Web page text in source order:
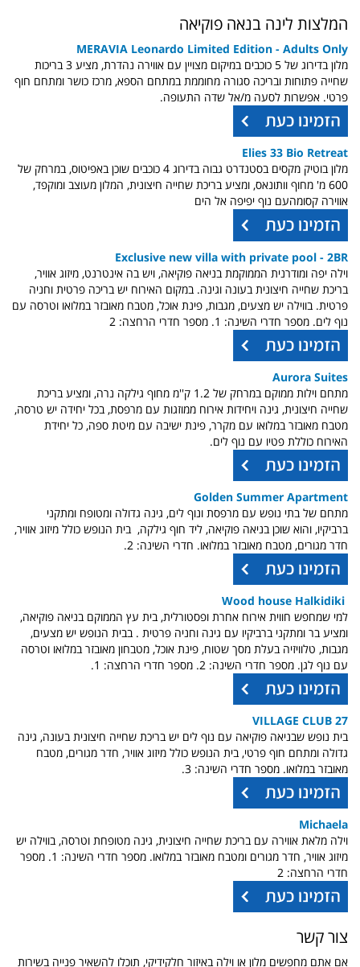
המלצות לינה בנאה פוקיאה
MERAVIA Leonardo Limited Edition - Adults Only
מלון בדירוג של 5 כוכבים במיקום מצויין עם אווירה נהדרת, מציע 3 בריכות
שחייה פתוחות ובריכה סגורה מחוממת במתחם הספא, מרכז כושר ומתחם חוף
פרטי. אפשרות לסעה מ/אל שדה התעופה.
Elies 33 Bio Retreat
מלון בוטיק מקסים בסטנדרט גבוה בדירוג 4 כוכבים שוכן באפיטוס, במרחק של
600 מ' מחוף וותונאס, ומציע בריכת שחייה חיצונית, המלון מעוצב ומוקפד,
אווירה קסומהעם נוף יפיפה אל הים
Exclusive new villa with private pool - 2BR
וילה יפה ומודרנית הממוקמת בניאה פוקיאה, ויש בה אינטרנט, מיזוג אוויר,
בריכת שחייה חיצונית בעונה וגינה. במקום האירוח יש בריכה פרטית וחניה
פרטית. בווילה יש מצעים, מגבות, פינת אוכל, מטבח מאובזר במלואו וטרסה עם
נוף לים. מספר חדרי השינה: 1. מספר חדרי הרחצה: 2
Aurora Suites
מתחם וילות ממוקם במרחק של 1.2 ק''מ מחוף גילקה נרה, ומציע בריכת
שחייה חיצונית, גינה ויחידות אירוח ממוזגות עם מרפסת, בכל יחידה יש טרסה,
מטבח מאובזר במלואו עם מקרר, פינת ישיבה עם מיטת ספה, כל יחידת
האירוח כוללת פטיו עם נוף לים.
Golden Summer Apartment
מתחם של בתי נופש עם מרפסת ונוף לים, גינה גדולה ומטופח ומתקני
ברביקיו, והוא שוכן בניאה פוקיאה, ליד חוף גילקה, בית הנופש כולל מיזוג אוויר,
חדר מגורים, מטבח מאובזר במלואו. חדרי השינה: 2.
למי שמחפש חווית אירוח אחרת ופסטורלית, בית עץ הממוקם בניאה פוקיאה,
ומציע בר ומתקני ברביקיו עם גינה וחניה פרטית . בבית הנופש יש מצעים,
מגבות, טלוויזיה בעלת מסך שטוח, פינת אוכל, מטבחון מאובזר במלואו וטרסה
עם נוף לגן. מספר חדרי השינה: 2. מספר חדרי הרחצה: 1.
VILLAGE CLUB 27
בית נופש שבניאה פוקיאה עם נוף לים יש בריכת שחייה חיצונית בעונה, גינה
גדולה ומתחם חוף פרטי, בית הנופש כולל מיזוג אוויר, חדר מגורים, מטבח
מאובזר במלואו. מספר חדרי השינה: 3.
Michaela
וילה מלאת אווירה עם בריכת שחייה חיצונית, גינה מטופחת וטרסה, בווילה יש
מיזוג אוויר, חדר מגורים ומטבח מאובזר במלואו. מספר חדרי השינה: 1. מספר
חדרי הרחצה: 2
צור קשר
אם אתם מחפשים מלון או וילה באיזור חלקידיקי, תוכלו להשאיר פנייה בשירות